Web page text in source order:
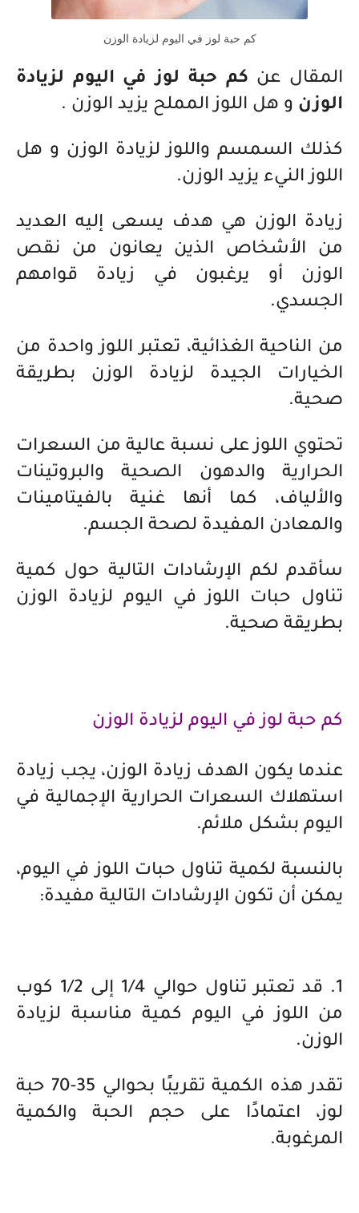
كم حبة لوز في اليوم لزيادة الوزن
المقال عن كم حبة لوز في اليوم لزيادة
الوزن و هل اللوز المملح يزيد الوزن .
كذلك السمسم واللوز لزيادة الوزن و هل
اللوز النيء يزيد الوزن.
زيادة الوزن هي هدف يسعى إليه العديد
من الأشخاص الذين يعانون من نقص
الوزن أو يرغبون في زيادة قوامهم
الجسدي.
من الناحية الغذائية، تعتبر اللوز واحدة من
الخيارات الجيدة لزيادة الوزن بطريقة
صحية.
تحتوي اللوز على نسبة عالية من السعرات
الحرارية والدهون الصحية والبروتينات
والألياف، كما أنها غنية بالفيتامينات
والمعادن المفيدة لصحة الجسم.
سأقدم لكم الإرشادات التالية حول كمية
تناول حبات اللوز في اليوم لزيادة الوزن
بطريقة صحية.
كم حبة لوز في اليوم لزيادة الوزن
عندما يكون الهدف زيادة الوزن، يجب زيادة
استهلاك السعرات الحرارية الإجمالية في
اليوم بشكل ملائم.
بالنسبة لكمية تناول حبات اللوز في اليوم،
يمكن أن تكون الإرشادات التالية مفيدة:
1. قد تعتبر تناول حوالي 1/4 إلى 1/2 كوب
من اللوز في اليوم كمية مناسبة لزيادة
الوزن.
تقدر هذه الكمية تقريبًا بحوالي 35-70 حبة
لوز، اعتمادًا على حجم الحبة والكمية
المرغوبة.